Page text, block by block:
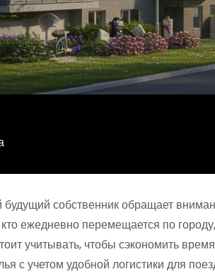
собственник обращает
ежедневно перемещается по
учитывать, чтобы сэкономить
с учетом удобной логистики для